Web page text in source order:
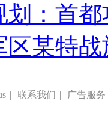
：首
区某特
| 联系我们 | 广告服务